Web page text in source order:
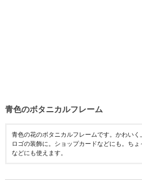
青色のボタニカルフレーム
青色の花のボタニカルフレームです。かわい
ロゴの装飾に。ショップカードなどにも。ち
などにも使えます。